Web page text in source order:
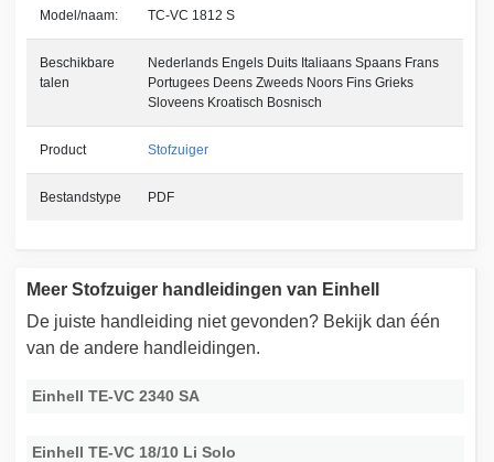
Model/naam: TC-VC 1812 S
Beschikbare
talen
Nederlands Engels Duits Italiaans Spaans Frans
Portugees Deens Zweeds Noors Fins Grieks
Sloveens Kroatisch Bosnisch
Product Stofzuiger
Bestandstype PDF
Meer Stofzuiger handleidingen van Einhell
De juiste handleiding niet gevonden? Bekijk dan één
van de andere handleidingen.
Einhell TE-VC 2340 SA
Einhell TE-VC 18/10 Li Solo